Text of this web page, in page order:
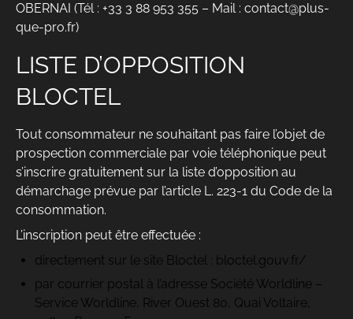
OBERNAI (Tél : +33 3 88 953 355 – Mail : contact@plus-
que-pro.fr)
LISTE D’OPPOSITION
BLOCTEL
Tout consommateur ne souhaitant pas faire l’objet de
prospection commerciale par voie téléphonique peut
s’inscrire gratuitement sur la liste d’opposition au
démarchage prévue par l’article L. 223-1 du Code de la
consommation.
L’inscription peut être effectuée :
directement sur le site Bloctel : bloctel.gouv.fr/
par courrier postal à l’adresse Société Worldline –
Service Worldline, River Ouest 80, Quai Voltaire,